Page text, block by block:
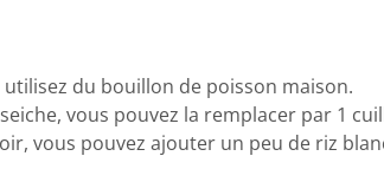
du bouillon de poisson maison.
vous pouvez la remplacer par 1
vous pouvez ajouter un peu de riz